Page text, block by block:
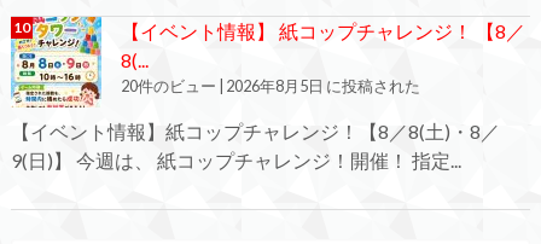
【イベント情報】 紙コップチャレンジ！ 【8／
8(...
20件のビュー 2026年8月5日 に投稿された
【イベント情報】紙コップチャレンジ！【8／8(土)・8／
9(日)】 今週は、 紙コップチャレンジ！開催！ 指定...